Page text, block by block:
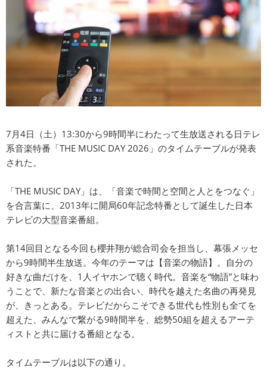
7月4日（土）13:30から9時間半にわたって生放送される日テレ
系音楽特番「THE MUSIC DAY 2026」のタイムテーブルが発表
された。
「THE MUSIC DAY」は、「音楽で時間と空間と人とをつなぐ」
を合言葉に、2013年に開局60年記念特番として誕生した日本
テレビの大型音楽番組。
第14回目となる今回も櫻井翔が総合司会を担当し、幕張メッセ
から9時間半生放送。今年のテーマは【音楽の物語】。自分の
好きな曲だけを、1人イヤホンで聴く時代。音楽を“物語”と味わ
うことで、新たな音楽との出合い、時代を越えた名曲の再発見
が、きっとある。テレビだからこそできる世代も性別も全てを
超えた、みんなで繋がる9時間半を、総勢50組を超えるアーテ
ィストと共に届ける番組となる。
タイムテーブルは以下の通り。